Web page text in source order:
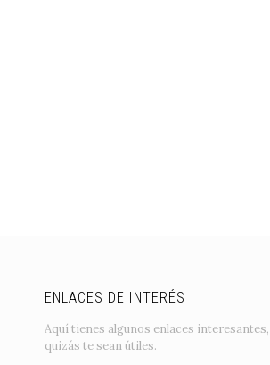
ENLACES DE INTERÉS
Aquí tienes algunos enlaces interesantes,
quizás te sean útiles.